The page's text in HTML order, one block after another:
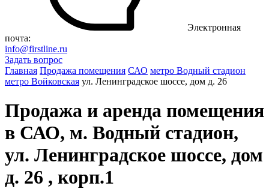
Электронная
почта:
info@firstline.ru
Задать вопрос
Главная Продажа помещения САО метро Водный стадион
метро Войковская ул. Ленинградское шоссе, дом д. 26
Продажа и аренда помещения
в САО, м. Водный стадион,
ул. Ленинградское шоссе, дом
д. 26 , корп.1